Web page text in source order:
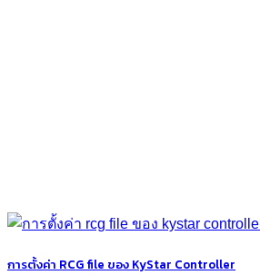
การตั้งค่า RCG file ของ KyStar Controller